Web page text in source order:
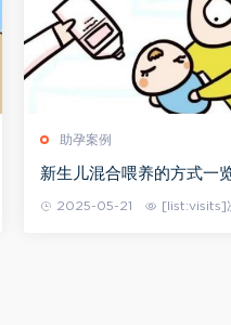
助孕案例
新生儿混合喂养的方式一
2025-05-21 [list:visits]